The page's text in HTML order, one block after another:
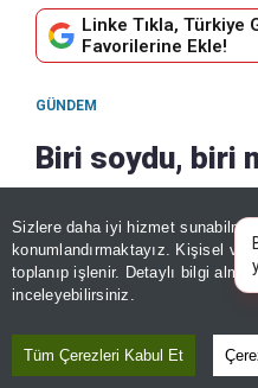
Sizlere daha iyi hizmet
konumlandırmaktayız. Kişisel
toplanıp işlenir. Detaylı bilgi
inceleyebilirsiniz.
Tüm Çerezleri Kabul Et
Linke Tıkla, Türkiye
Favorilerine Ekle!
GÜNDEM
Biri soydu, biri
planı: Altın,
çaldı
09 Ağustos, 2026 - 16:26 | 09
Paylaş